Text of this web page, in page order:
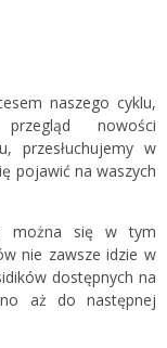
naszego cyklu,
nowości
przesłuchujemy w
pojawić na waszych
można się w tym
nie zawsze idzie w
dostępnych na
aż do następnej